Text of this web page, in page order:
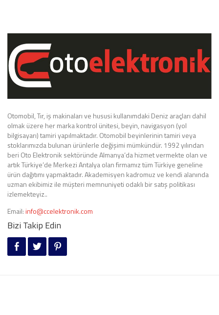
Otomobil, Tır, iş makinaları ve hususi kullanımdaki Deniz araçları dahil
olmak üzere her marka kontrol ünitesi, beyin, navigasyon (yol
bilgisayarı) tamiri yapılmaktadır. Otomobil beyinlerinin tamiri veya
stoklarımızda bulunan ürünlerle değişimi mümkündür. 1992 yılından
beri Oto Elektronik sektöründe Almanya’da hizmet vermekte olan ve
artık Türkiye’de Merkezi Antalya olan firmamız tüm Türkiye geneline
ürün dağıtımı yapmaktadır. Akademisyen kadromuz ve kendi alanında
uzman ekibimiz ile müşteri memnuniyeti odaklı bir satış politikası
izlemekteyiz..
Email:info@ccelektronik.com
Bizi Takip Edin